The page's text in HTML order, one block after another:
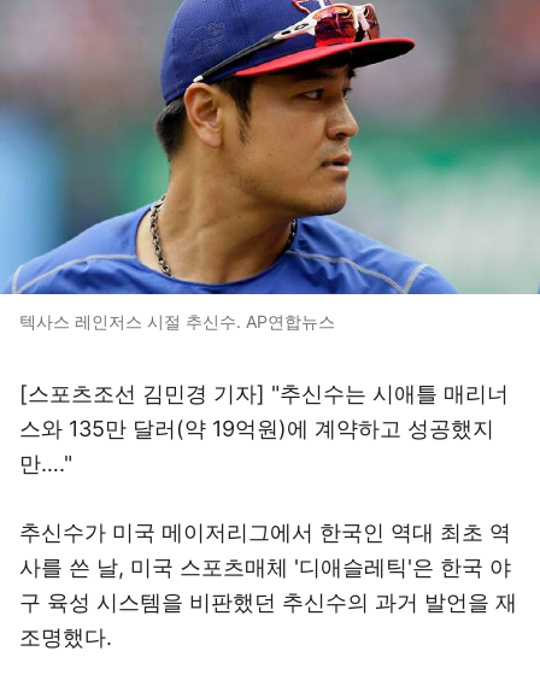
텍사스 레인저스 시절 추신수. AP연합뉴스
[스포츠조선 김민경 기자] "추신수는 시애틀 매리너
스와 135만 달러(약 19억원)에 계약하고 성공했지
만…."
추신수가 미국 메이저리그에서 한국인 역대 최초 역
사를 쓴 날, 미국 스포츠매체 '디애슬레틱'은 한국 야
구 육성 시스템을 비판했던 추신수의 과거 발언을 재
조명했다.